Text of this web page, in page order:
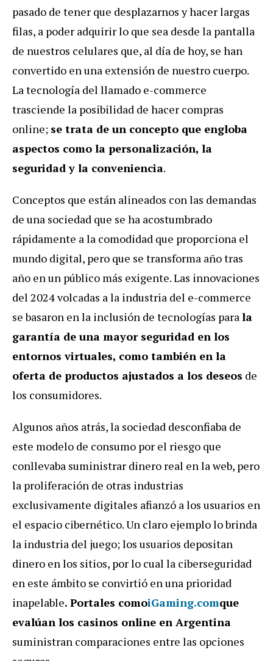
pasado de tener que desplazarnos y hacer largas
filas, a poder adquirir lo que sea desde la pantalla
de nuestros celulares que, al día de hoy, se han
convertido en una extensión de nuestro cuerpo.
La tecnología del llamado e-commerce
trasciende la posibilidad de hacer compras
online; se trata de un concepto que engloba
aspectos como la personalización, la
seguridad y la conveniencia.
Conceptos que están alineados con las demandas
de una sociedad que se ha acostumbrado
rápidamente a la comodidad que proporciona el
mundo digital, pero que se transforma año tras
año en un público más exigente. Las innovaciones
del 2024 volcadas a la industria del e-commerce
se basaron en la inclusión de tecnologías parala
garantía de una mayor seguridad en los
entornos virtuales, como también en la
oferta de productos ajustados a los deseos de
los consumidores.
Algunos años atrás, la sociedad desconfiaba de
este modelo de consumo por el riesgo que
conllevaba suministrar dinero real en la web, pero
la proliferación de otras industrias
exclusivamente digitales afianzó a los usuarios en
el espacio cibernético. Un claro ejemplo lo brinda
la industria del juego; los usuarios depositan
dinero en los sitios, por lo cual la ciberseguridad
en este ámbito se convirtió en una prioridad
inapelable. Portales comoiGaming.comque
evalúan los casinos online en Argentina
suministran comparaciones entre las opciones